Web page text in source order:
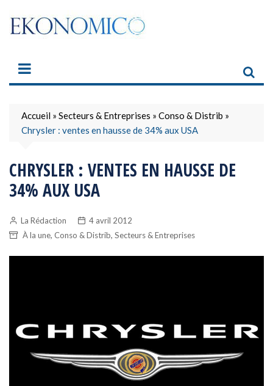
content
Accueil » Secteurs & Entreprises » Conso & Distrib »
Chrysler : ventes en hausse de 34% aux USA
CHRYSLER : VENTES EN HAUSSE DE
34% AUX USA
La Rédaction
4 avril 2012
À la une, Conso & Distrib, Secteurs & Entreprises